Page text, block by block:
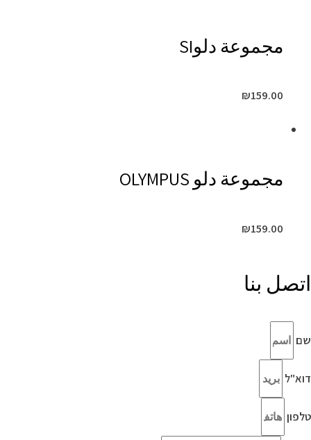
مجموعة دلوSI
₪159.00
مجموعة دلو OLYMPUS
₪159.00
اتصل بنا
שם
דוא"ל
טלפון